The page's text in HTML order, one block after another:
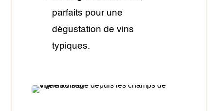
parfaits pour une
dégustation de vins
typiques.